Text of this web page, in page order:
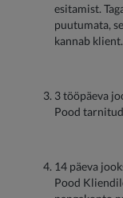
esitamist.
puutumata,
kannab klient.
3 tööpäeva
Pood
14 päeva
Pood